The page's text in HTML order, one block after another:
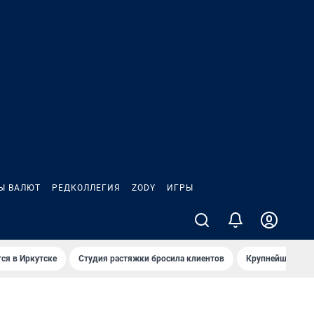
ВАЛЮТ РЕДКОЛЛЕГИЯ ZODY ИГРЫ
в Иркутске Студия растяжки бросила клиентов Крупнейшие